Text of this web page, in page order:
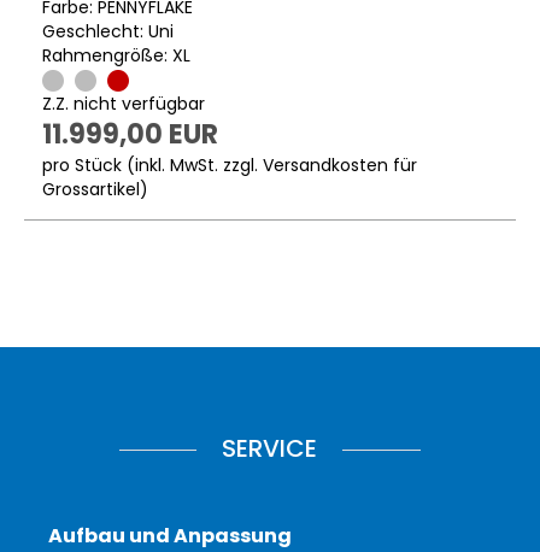
Farbe: PENNYFLAKE
Geschlecht: Uni
Rahmengröße: XL
Z.Z. nicht verfügbar
11.999,00 EUR
pro Stück (inkl. MwSt. zzgl. Versandkosten für
Grossartikel)
SERVICE
Aufbau und Anpassung